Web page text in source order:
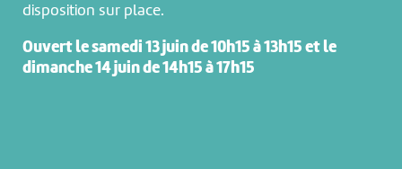
disposition sur place.
Ouvert le samedi 13 juin de 10h15 à 13h15 et le
dimanche 14 juin de 14h15 à 17h15